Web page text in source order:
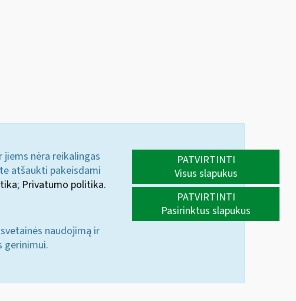
nėra reikalingas
atšaukti pakeisdami
; Privatumo politika.
naudojimą ir
gerinimui.
PATVIRTINTI
Visus slapukus
PATVIRTINTI
Pasirinktus slapukus